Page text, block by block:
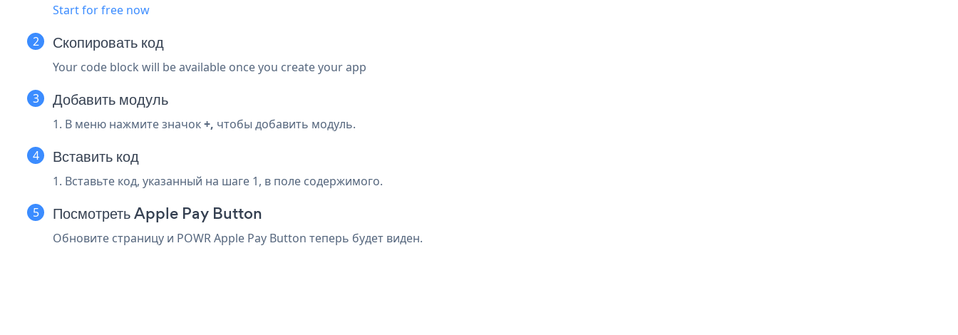
Start for free now
Скопировать код
Your code block will be available once you create your app
Добавить модуль
1. В меню нажмите значок+, чтобы добавить модуль.
Вставить код
1. Вставьте код, указанный на шаге 1, в поле содержимого.
Посмотреть Apple Pay Button
Обновите страницу и POWR Apple Pay Button теперь будет виден.